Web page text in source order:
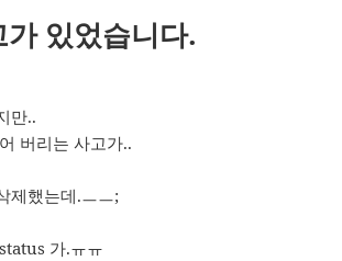
있었습니다.
만..
버리는 사고가..
제했는데.ㅡㅡ;
가.ㅠㅠ